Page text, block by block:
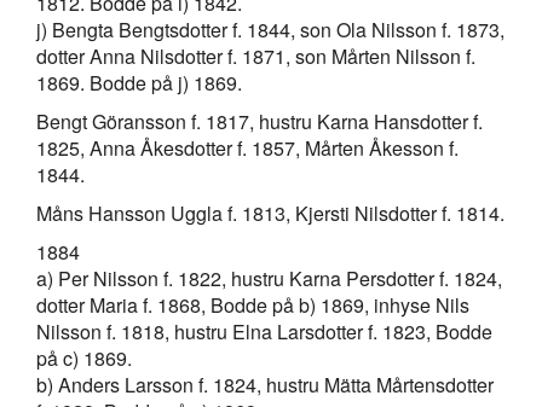
j) Bengta Bengtsdotter f. 1844, son Ola Nilsson f. 1873,
dotter Anna Nilsdotter f. 1871, son Mårten Nilsson f.
1869. Bodde på j) 1869.
Bengt Göransson f. 1817, hustru Karna Hansdotter f.
1825, Anna Åkesdotter f. 1857, Mårten Åkesson f.
1844.
Måns Hansson Uggla f. 1813, Kjersti Nilsdotter f. 1814.
1884
a) Per Nilsson f. 1822, hustru Karna Persdotter f. 1824,
dotter Maria f. 1868, Bodde på b) 1869, inhyse Nils
Nilsson f. 1818, hustru Elna Larsdotter f. 1823, Bodde
på c) 1869.
b) Anders Larsson f. 1824, hustru Mätta Mårtensdotter